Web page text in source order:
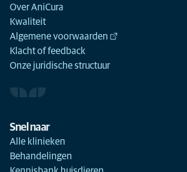
Over AniCura
Kwaliteit
Algemene voorwaarden
Klacht of feedback
Onze juridische structuur
Snel naar
Alle klinieken
Behandelingen